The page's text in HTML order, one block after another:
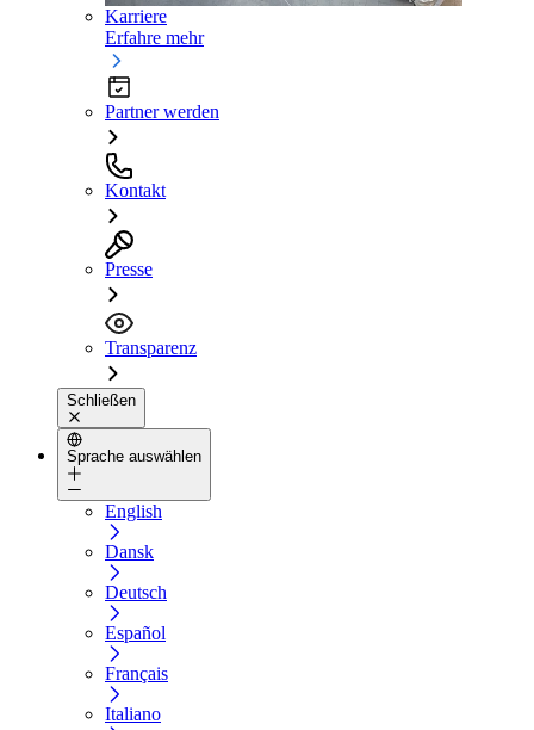
Karriere
Erfahre mehr
Partner werden
Kontakt
Presse
Transparenz
Schließen
Sprache auswählen
English
Dansk
Deutsch
Español
Français
Italiano